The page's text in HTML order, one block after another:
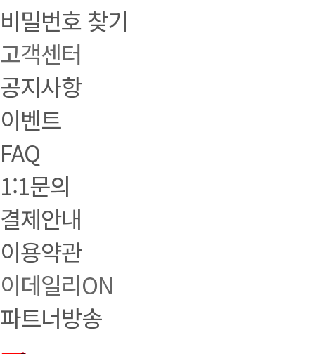
비밀번호 찾기
고객센터
공지사항
이벤트
FAQ
1:1문의
결제안내
이용약관
이데일리ON
파트너방송